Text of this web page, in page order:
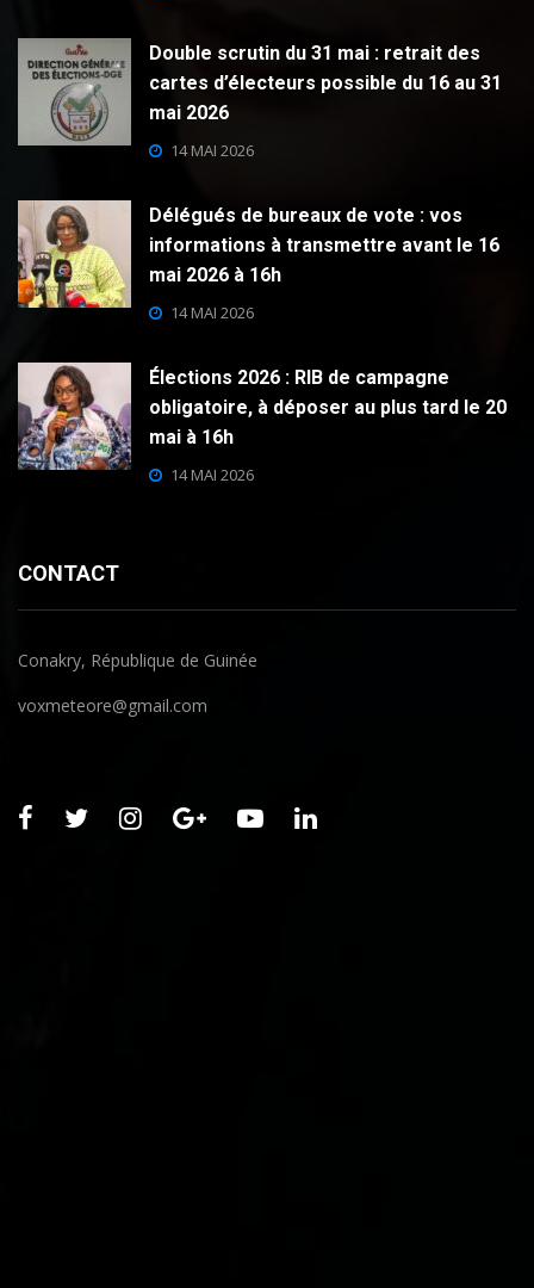
Double scrutin du 31 mai : retrait des
cartes d’électeurs possible du 16 au 31
mai 2026
14 MAI 2026
Délégués de bureaux de vote : vos
informations à transmettre avant le 16
mai 2026 à 16h
14 MAI 2026
Élections 2026 : RIB de campagne
obligatoire, à déposer au plus tard le 20
mai à 16h
14 MAI 2026
CONTACT
Conakry, République de Guinée
voxmeteore@gmail.com